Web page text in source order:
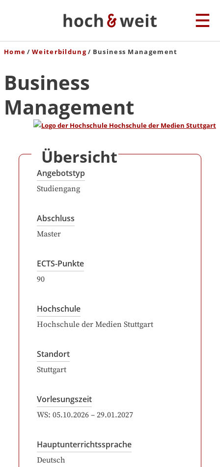
Home Weiterbildung Business Management
Business
Management
Übersicht
Angebotstyp
Studiengang
Abschluss
Master
ECTS-Punkte
90
Hochschule
Hochschule der Medien Stuttgart
Standort
Stuttgart
Vorlesungszeit
WS: 05.10.2026 – 29.01.2027
Hauptunterrichtssprache
Deutsch